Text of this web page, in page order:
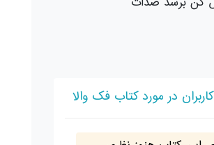
در مورد کتاب فک والا